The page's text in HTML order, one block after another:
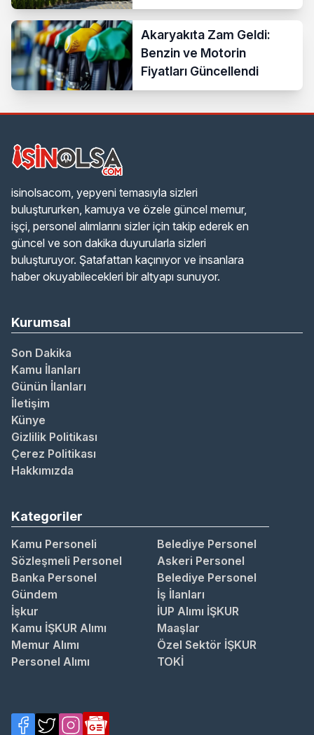
Akaryakıta Zam Geldi:
Benzin ve Motorin
Fiyatları Güncellendi
isinolsacom, yepyeni temasıyla sizleri
buluştururken, kamuya ve özele güncel memur,
işçi, personel alımlarını sizler için takip ederek en
güncel ve son dakika duyurularla sizleri
buluşturuyor. Şatafattan kaçınıyor ve insanlara
haber okuyabilecekleri bir altyapı sunuyor.
Kurumsal
Son Dakika
Kamu İlanları
Günün İlanları
İletişim
Künye
Gizlilik Politikası
Çerez Politikası
Hakkımızda
Kategoriler
Kamu Personeli
Belediye Personel
Sözleşmeli Personel
Askeri Personel
Banka Personel
Belediye Personel
Gündem
İş İlanları
İşkur
İUP Alımı İŞKUR
Kamu İŞKUR Alımı
Maaşlar
Memur Alımı
Özel Sektör İŞKUR
Personel Alımı
TOKİ